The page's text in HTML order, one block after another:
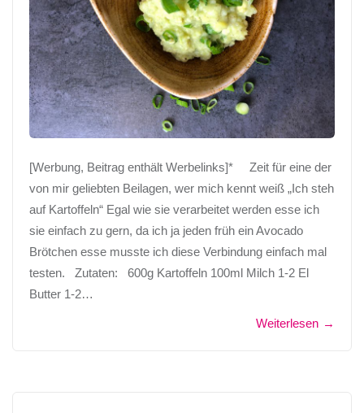
[Werbung, Beitrag enthält Werbelinks]* Zeit für eine der
von mir geliebten Beilagen, wer mich kennt weiß „Ich steh
auf Kartoffeln“ Egal wie sie verarbeitet werden esse ich
sie einfach zu gern, da ich ja jeden früh ein Avocado
Brötchen esse musste ich diese Verbindung einfach mal
testen. Zutaten: 600g Kartoffeln 100ml Milch 1-2 El
Butter 1-2…
Weiterlesen →